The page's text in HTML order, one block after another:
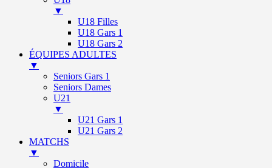
▼
U18 Filles
U18 Gars 1
U18 Gars 2
ÉQUIPES ADULTES
▼
Seniors Gars 1
Seniors Dames
U21
▼
U21 Gars 1
U21 Gars 2
MATCHS
▼
Domicile